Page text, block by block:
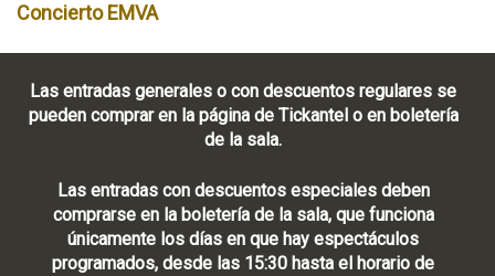
Concierto EMVA
Las entradas generales o con descuentos regulares se
pueden comprar en la página de Tickantel o en boletería
de la sala.
Las entradas con descuentos especiales deben
comprarse en la boletería de la sala, que funciona
únicamente los días en que hay espectáculos
programados, desde las 15:30 hasta el horario de